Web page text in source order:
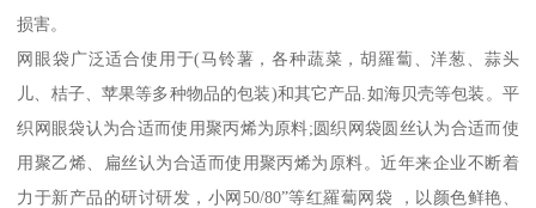
损害。
网眼袋广泛适合使用于(马铃薯，各种蔬菜，胡羅蔔、洋葱、蒜头
儿、桔子、苹果等多种物品的包装)和其它产品.如海贝壳等包装。平
织网眼袋认为合适而使用聚丙烯为原料;圆织网袋圆丝认为合适而使
用聚乙烯、扁丝认为合适而使用聚丙烯为原料。近年来企业不断着
力于新产品的研讨研发，小网50/80”等红羅蔔网袋 ，以颜色鲜艳、